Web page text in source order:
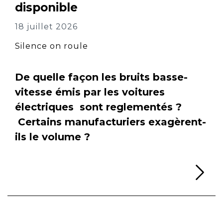
disponible
18 juillet 2026
Silence on roule
De quelle façon les bruits basse-
vitesse émis par les voitures
électriques sont reglementés ?
Certains manufacturiers exagèrent-
ils le volume ?